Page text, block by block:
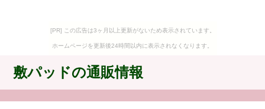
[PR] この広告は3ヶ月以上更新がないため表示されています。
ホームページを更新後24時間以内に表示されなくなります。
敷パッドの通販情報